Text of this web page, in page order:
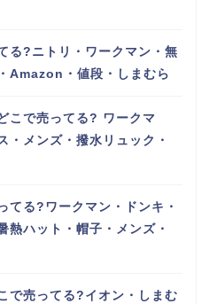
る?ニトリ・ワークマン・無
Amazon・値段・しまむら
こで売ってる? ワークマ
・メンズ・撥水リュック・
てる?ワークマン・ドンキ・
熱ハット・帽子・メンズ・
で売ってる?イオン・しまむ